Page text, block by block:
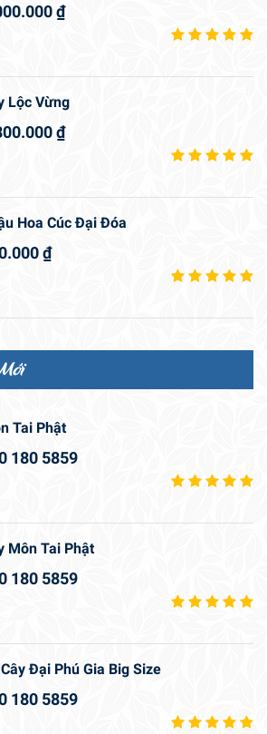
₫
Lộc Vừng
₫
Hoa Cúc Đại Đóa
₫
Tai Phật
180 5859
Môn Tai Phật
180 5859
Đại Phú Gia Big Size
180 5859